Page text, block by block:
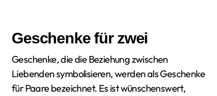
Geschenke für zwei
Geschenke, die die Beziehung zwischen
Liebenden symbolisieren, werden als Geschenke
für Paare bezeichnet. Es ist wünschenswert,